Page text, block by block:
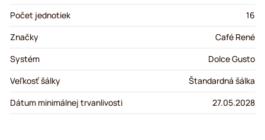
Počet jednotiek
16
Značky
Café René
Systém
Dolce Gusto
Veľkosť šálky
Štandardná šálka
Dátum minimálnej trvanlivosti
27.05.2028